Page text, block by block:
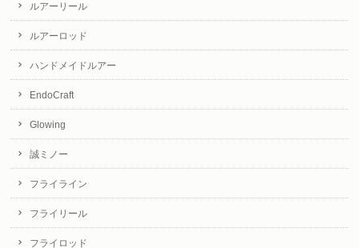
ルアーリール
ルアーロッド
ハンドメイドルアー
EndoCraft
Glowing
誠ミノー
フライライン
フライリール
フライロッド